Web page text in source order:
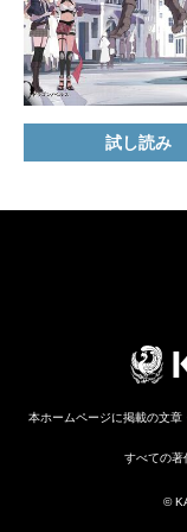
試し読み
本ホームページに掲載の文
すべての著
©